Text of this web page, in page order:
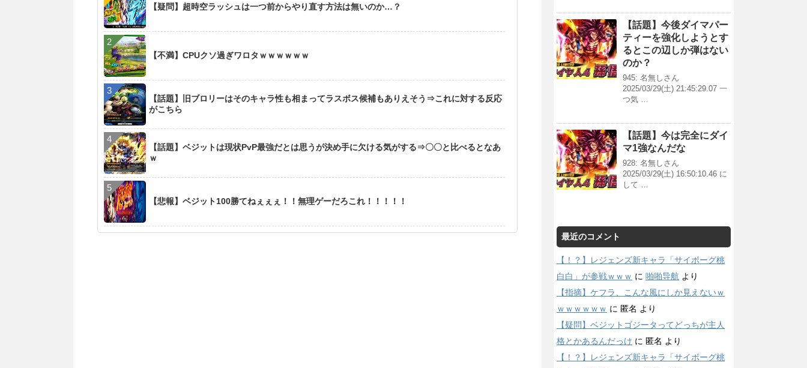
【疑問】超時空ラッシュは一つ前からやり直す方法は無いのか…？
【不満】CPUクソ過ぎワロタｗｗｗｗｗｗ
【話題】旧ブロリーはそのキャラ性も相まってラスボス候補もありえそう⇒これに対する反応
がこちら
【話題】ベジットは現状PvP最強だとは思うが決め手に欠ける気がする⇒〇〇と比べるとなあ
ｗ
【悲報】ベジット100勝てねぇぇぇ！！無理ゲーだろこれ！！！！！
【話題】今後ダイマパー
ティーを強化しようとす
るとこの辺しか弾はない
のか？
945: 名無しさん
2025/03/29(土) 21:45:29.07 一
つ気 …
【話題】今は完全にダイ
マ1強なんだな
928: 名無しさん
2025/03/29(土) 16:50:10.46 に
して …
最近のコメント
【！？】レジェンズ新キャラ「サイボーグ桃
白白」が参戦ｗｗｗ に 啪啪导航 より
【指摘】ケフラ、こんな風にしか見えないｗ
ｗｗｗｗｗｗ に 匿名 より
【疑問】ベジットゴジータってどっちが主人
格とかあるんだっけ に 匿名 より
【！？】レジェンズ新キャラ「サイボーグ桃